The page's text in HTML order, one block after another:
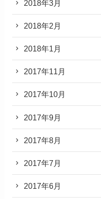
2018年3月
2018年2月
2018年1月
2017年11月
2017年10月
2017年9月
2017年8月
2017年7月
2017年6月